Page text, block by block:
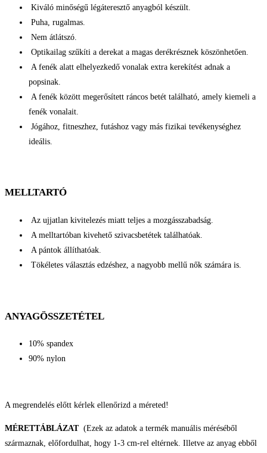
Kiváló minőségű légáteresztő anyagból készült.
Puha, rugalmas.
Nem átlátszó.
Optikailag szűkíti a derekat a magas derékrésznek köszönhetően.
A fenék alatt elhelyezkedő vonalak extra kerekítést adnak a
popsinak.
A fenék között megerősített ráncos betét található, amely kiemeli a
fenék vonalait.
Jógához, fitneszhez, futáshoz vagy más fizikai tevékenységhez
ideális.
MELLTARTÓ
Az ujjatlan kivitelezés miatt teljes a mozgásszabadság.
A melltartóban kivehető szivacsbetétek találhatóak.
A pántok állíthatóak.
Tökéletes választás edzéshez, a nagyobb mellű nők számára is.
ANYAGÖSSZETÉTEL
10% spandex
90% nylon
A megrendelés előtt kérlek ellenőrizd a méreted!
MÉRETTÁBLÁZAT (Ezek az adatok a termék manuális méréséből
származnak, előfordulhat, hogy 1-3 cm-rel eltérnek. Illetve az anyag ebből